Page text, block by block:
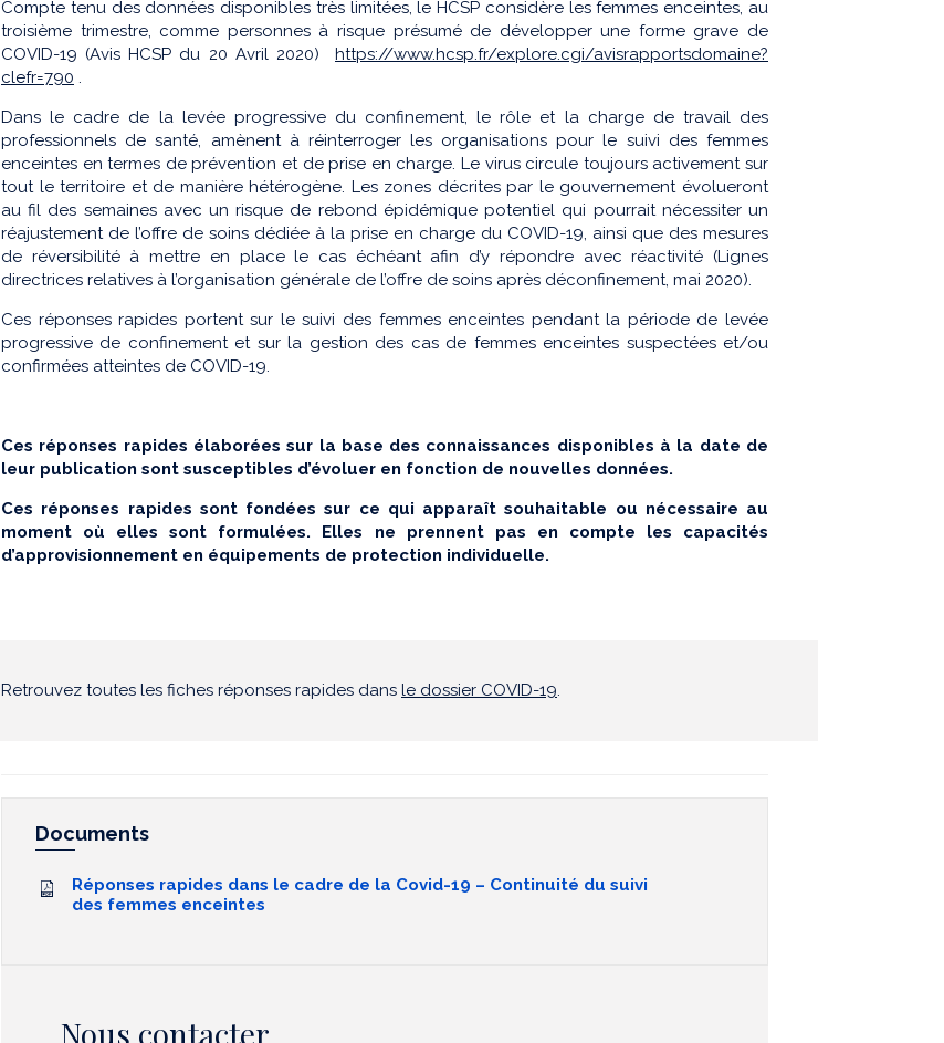
Compte tenu des données disponibles très limitées, le HCSP considère les femmes enceintes, au
troisième trimestre, comme personnes à risque présumé de développer une forme grave de
COVID-19 (Avis HCSP du 20 Avril 2020)
https://www.hcsp.fr/explore.cgi/avisrapportsdomaine?
clefr=790 .
Dans le cadre de la levée progressive du confinement, le rôle et la charge de travail des
professionnels de santé, amènent à réinterroger les organisations pour le suivi des femmes
enceintes en termes de prévention et de prise en charge. Le virus circule toujours activement sur
tout le territoire et de manière hétérogène. Les zones décrites par le gouvernement évolueront
au fil des semaines avec un risque de rebond épidémique potentiel qui pourrait nécessiter un
réajustement de l’offre de soins dédiée à la prise en charge du COVID-19, ainsi que des mesures
de réversibilité à mettre en place le cas échéant afin d’y répondre avec réactivité (Lignes
directrices relatives à l’organisation générale de l’offre de soins après déconfinement, mai 2020).
Ces réponses rapides portent sur le suivi des femmes enceintes pendant la période de levée
progressive de confinement et sur la gestion des cas de femmes enceintes suspectées et/ou
confirmées atteintes de COVID-19.
Ces réponses rapides élaborées sur la base des connaissances disponibles à la date de
leur publication sont susceptibles d’évoluer en fonction de nouvelles données.
Ces réponses rapides sont fondées sur ce qui apparaît souhaitable ou nécessaire au
moment où elles sont formulées. Elles ne prennent pas en compte les capacités
d’approvisionnement en équipements de protection individuelle.
Retrouvez toutes les fiches réponses rapides dans le dossier COVID-19.
Documents
Réponses rapides dans le cadre de la Covid-19 – Continuité du suivi
des femmes enceintes
Nous contacter